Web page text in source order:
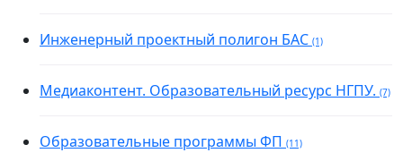
Инженерный проектный полигон БАС (1)
Медиаконтент. Образовательный ресурс НГПУ. (7)
Образовательные программы ФП (11)